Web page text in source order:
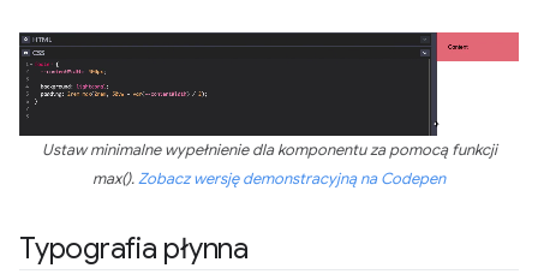
Ustaw minimalne wypełnienie dla komponentu za pomocą funkcji
max().Zobacz wersję demonstracyjną na Codepen
Typografia płynna